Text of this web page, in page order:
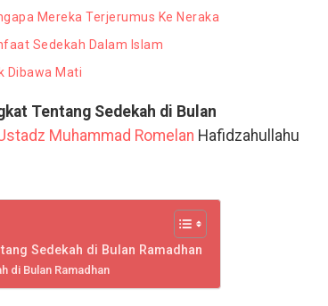
Mereka Terjerumus Ke Neraka
Sedekah Dalam Islam
Dibawa Mati
Tentang Sedekah di Bulan
Muhammad Romelan Hafidzahullahu
Sedekah di Bulan Ramadhan
di Bulan Ramadhan